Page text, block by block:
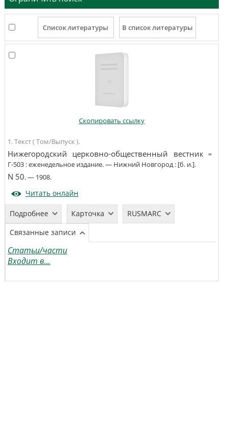
Скопировать ссылку
1. Текст ( Том/Выпуск ).
Нижегородский церковно-общественный вестник =
Г-503 :еженедельное издание. —Нижний Новгород:[б. и.].
N 50. —1908.
Читать онлайн
Подробнее Карточка
RUSMARC
Связанные записи
Статьи/части
Входит в...